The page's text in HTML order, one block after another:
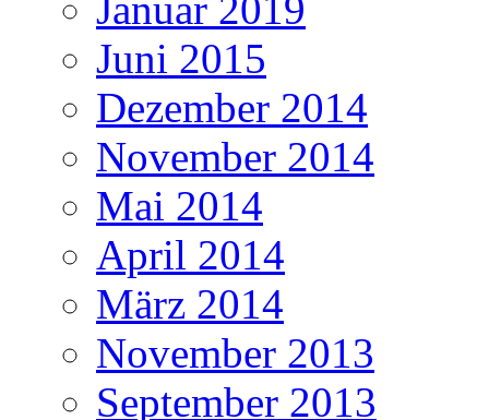
Januar 2019
Juni 2015
Dezember 2014
November 2014
Mai 2014
April 2014
März 2014
November 2013
September 2013